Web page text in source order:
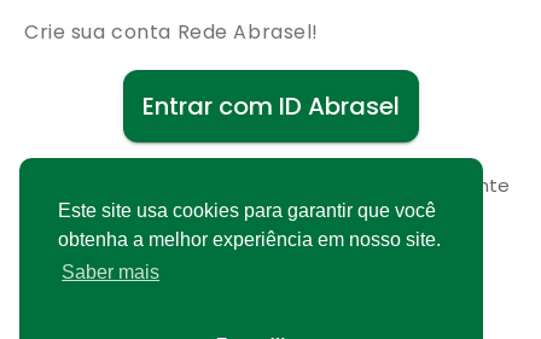
Este site usa cookies para garantir que você
obtenha a melhor experiência em nosso site.
Saber mais
Crie sua conta Rede Abrasel!
Entrar com ID Abrasel
Cadastre-se gratuitamente